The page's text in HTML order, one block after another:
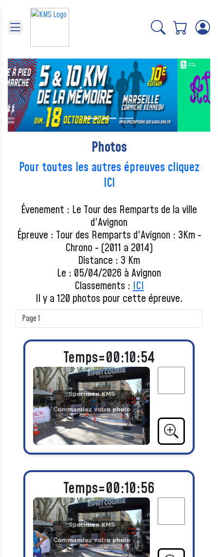
Précédent Suivant
Photos
Pour toutes les autres épreuves cliquez
ICI
Évenement : Le Tour des Remparts de la ville
d'Avignon
Épreuve : Tour des Remparts d'Avignon : 3Km -
Chrono - (2011 a 2014)
Distance : 3 Km
Le : 05/04/2026 à Avignon
Classements : ICI
Il y a 120 photos pour cette épreuve.
Temps=00:10:54
Temps=00:10:56
Panneau de gestion des cookies